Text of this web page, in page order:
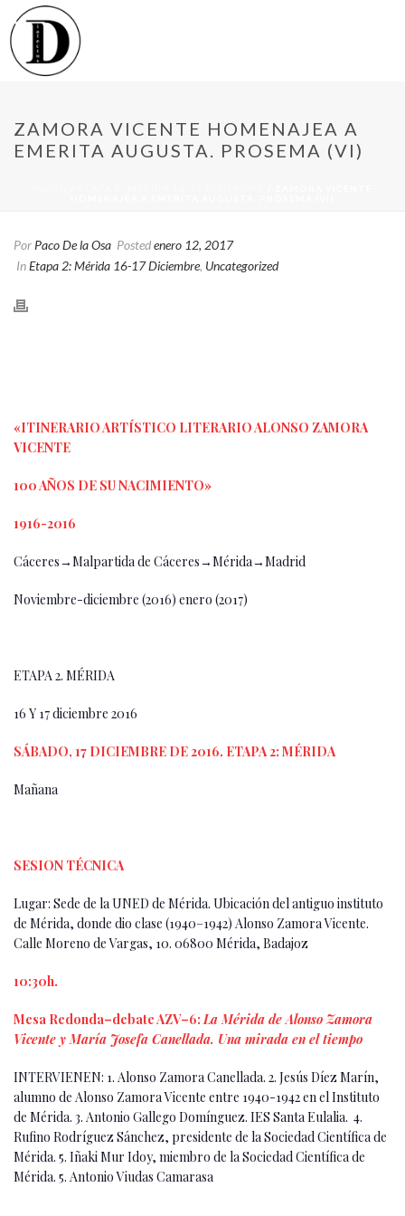
ZAMORA VICENTE HOMENAJEA A
EMERITA AUGUSTA. PROSEMA (VI)
Por Paco De la Osa Postedenero 12, 2017
InEtapa 2: Mérida 16-17 Diciembre, Uncategorized
«ITINERARIO ARTÍSTICO LITERARIO ALONSO ZAMORA
VICENTE
100 AÑOS DE SU NACIMIENTO»
1916-2016
Cáceres→Malpartida de Cáceres→Mérida→Madrid
Noviembre-diciembre (2016) enero (2017)
ETAPA 2. MÉRIDA
16 Y 17 diciembre 2016
SÁBADO, 17 DICIEMBRE DE 2016. ETAPA 2: MÉRIDA
Mañana
SESION TÉCNICA
Lugar: Sede de la UNED de Mérida. Ubicación del antiguo instituto
de Mérida, donde dio clase (1940–1942) Alonso Zamora Vicente.
Calle Moreno de Vargas, 10. 06800 Mérida, Badajoz
10:30h.
Mesa Redonda–debate AZV–6:La Mérida de Alonso Zamora
Vicente y María Josefa Canellada. Una mirada en el tiempo
INTERVIENEN: 1. Alonso Zamora Canellada. 2. Jesús Díez Marín,
alumno de Alonso Zamora Vicente entre 1940-1942 en el Instituto
de Mérida. 3. Antonio Gallego Domínguez. IES Santa Eulalia. 4.
Rufino Rodríguez Sánchez, presidente de la Sociedad Científica de
Mérida. 5. Iñaki Mur Idoy, miembro de la Sociedad Científica de
Mérida. 5. Antonio Viudas Camarasa